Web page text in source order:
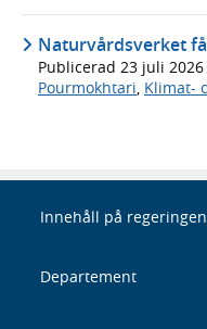
Naturvårdsverket
Publicerad 23 juli 2026
Pourmokhtari Klimat-
Innehåll på
Departement